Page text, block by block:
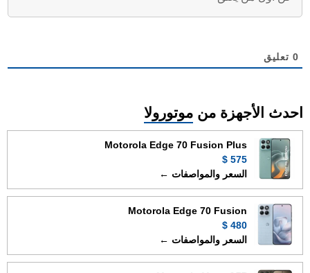
0 تعليق
احدث الأجهزة من موتورولا
Motorola Edge 70 Fusion Plus
575 $
السعر والمواصفات ←
Motorola Edge 70 Fusion
480 $
السعر والمواصفات ←